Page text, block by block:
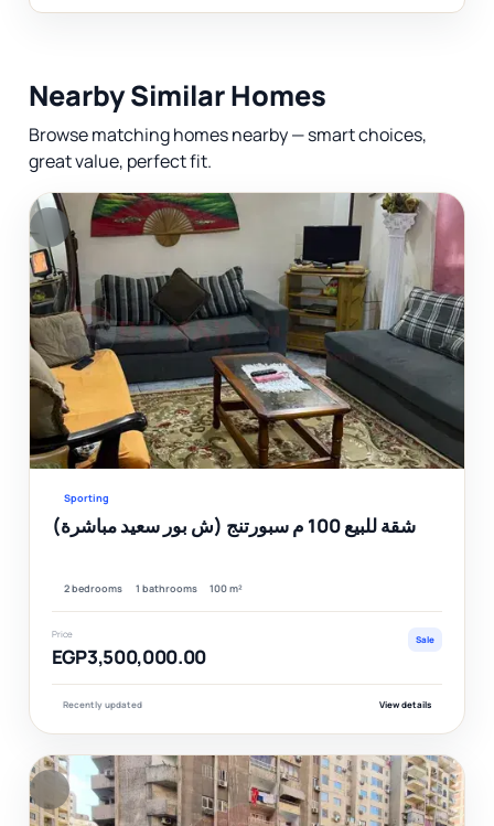
Nearby Similar Homes
Browse matching homes nearby — smart choices,
great value, perfect fit.
Sporting
شقة للبيع 100 م سبورتنج (ش بور سعيد مباشرة)
2 bedrooms 1 bathrooms 100 m²
Price
EGP3,500,000.00
Sale
Recently updated View details